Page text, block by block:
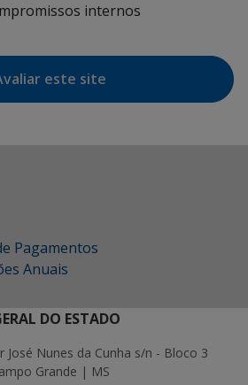
internos
este site
Pagamentos
Anuais
DO ESTADO
José Nunes da Cunha s/n - Bloco 3
Grande | MS